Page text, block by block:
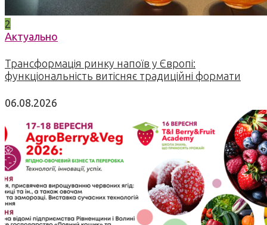
2
Актуально
Трансформація ринку напоїв у Європі:
функціональність витісняє традиційні формати
06.08.2026